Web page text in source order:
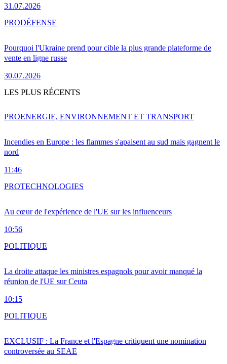
31.07.2026
Pourquoi l'Ukraine prend pour cible la plus grande plateforme de
vente en ligne russe
30.07.2026
PRODÉFENSE
LES PLUS RÉCENTS
Incendies en Europe : les flammes s'apaisent au sud mais gagnent le
nord
11:46
PROENERGIE, ENVIRONNEMENT ET TRANSPORT
Au cœur de l'expérience de l'UE sur les influenceurs
10:56
PROTECHNOLOGIES
La droite attaque les ministres espagnols pour avoir manqué la
réunion de l'UE sur Ceuta
10:15
POLITIQUE
EXCLUSIF : La France et l'Espagne critiquent une nomination
controversée au SEAE
POLITIQUE